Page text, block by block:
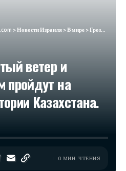
>Новости Израиля>В мире>Гроза, шквалистый ветер и дожди с градом пройдут на большей территории Казахстана. Погода в СНГ
ветер и
пройдут на
Казахстана.
0 МИН. ЧТЕНИЯ